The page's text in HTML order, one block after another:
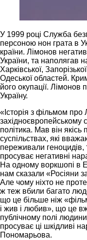
У 1999 році Служба
персоною нон грата в
країни. Лімонов
України, та наполягав
Харківської,
Одеської областей.
його окупації. Лімонов
Україну.
«Історія з фільмом
західноєвропейському
політика. Мав він
суспільствах, які
переживали
просуває негативні
На одному воркшопі в
нам сказали «Росіяни
Але чому ніхто не
ж теж вбили багато
що це більше ніж
і жив і любив», що це
публічному полі
просуває ці шкідливі
Пономарьова.